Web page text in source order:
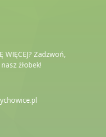
WIĘCEJ? Zadzwoń,
żłobek!